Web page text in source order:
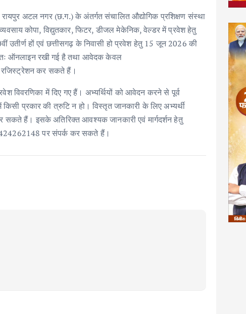
रायपुर अटल नगर (छ.ग.) के अंतर्गत संचालित औद्योगिक प्रशिक्षण संस्था
कोपा, विद्युतकार, फिटर, डीजल मेकेनिक, वेल्डर में प्रवेश हेतु
उतीर्ण हों एवं छत्तीसगढ़ के निवासी हो प्रवेश हेतु 15 जून 2026 की
ऑनलाइन रखी गई है तथा आवेदक केवल
कर सकते हैं।
विवरणिका में दिए गए हैं। अभ्यर्थियों को आवेदन करने से पूर्व
प्रकार की त्रुटि न हो। विस्तृत जानकारी के लिए अभ्यर्थी
हैं। इसके अतिरिक्त आवश्यक जानकारी एवं मार्गदर्शन हेतु
पर संपर्क कर सकते हैं।